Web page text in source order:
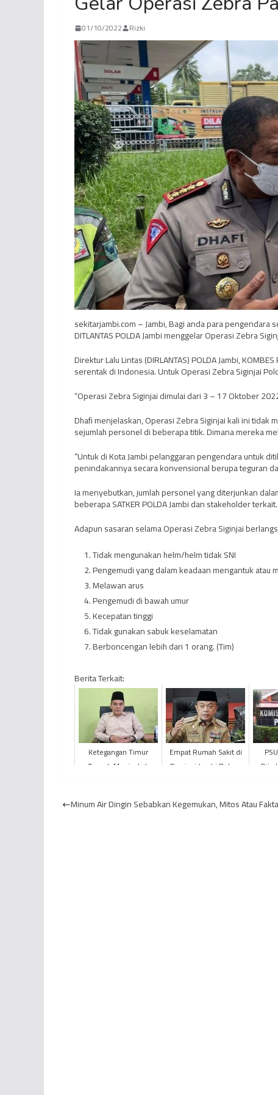
01/10/2022 Rizki
sekitarjambi.com – Jambi, Bagi anda para
DITLANTAS POLDA Jambi menggelar Operasi Zebra
Direktur Lalu Lintas (DIRLANTAS) POLDA Jambi,
serentak di Indonesia. Untuk Operasi Zebra Siginjai
“Operasi Zebra Siginjai dimulai dari 3 – 17 Oktober
Dhafi menjelaskan, Operasi Zebra Siginjai kali ini tidak
sejumlah personel di beberapa titik. Dimana mereka
“Untuk di Kota Jambi pelanggaran pengendara untuk
penindakannya secara konvensional berupa teguran
Ia menyebutkan, jumlah personel yang diterjunkan
beberapa SATKER POLDA Jambi dan stakeholder terkait.
Adapun sasaran selama Operasi Zebra Siginjai
Tidak mengunakan helm/helm tidak SNI
Pengemudi yang dalam keadaan mengantuk atau
Melawan arus
Pengemudi di bawah umur
Kecepatan tinggi
Tidak gunakan sabuk keselamatan
Berboncengan lebih dari 1 orang. (Tim)
Berita Terkait:
Ketegangan Timur
Tengah Meningkat,
Keberangkata...
Empat Rumah Sakit di
Provinsi Jambi Belum
Minum Air Dingin Sebabkan Kegemukan, Mitos Atau